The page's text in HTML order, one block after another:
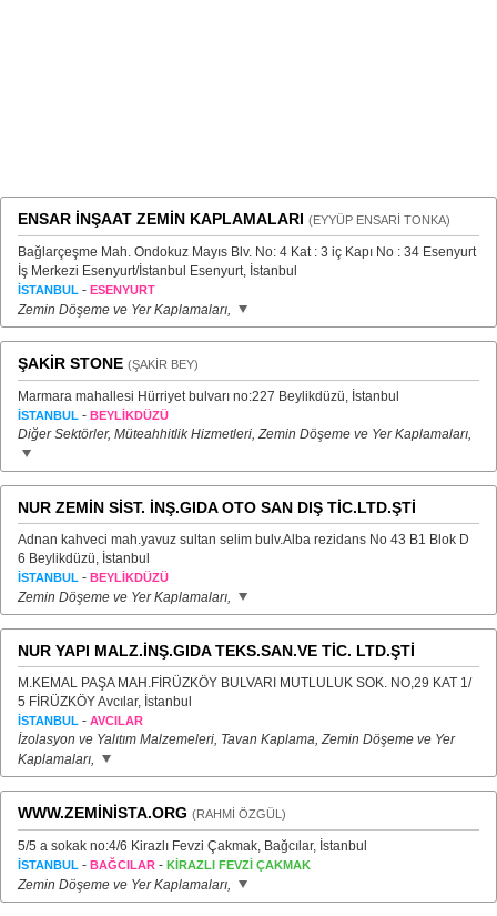
ENSAR İNŞAAT ZEMİN KAPLAMALARI (EYYÜP ENSARİ TONKA)
Bağlarçeşme Mah. Ondokuz Mayıs Blv. No: 4 Kat : 3 iç Kapı No : 34 Esenyurt
İş Merkezi Esenyurt/İstanbul Esenyurt, İstanbul
İSTANBUL - ESENYURT
Zemin Döşeme ve Yer Kaplamaları,
ŞAKİR STONE (ŞAKİR BEY)
Marmara mahallesi Hürriyet bulvarı no:227 Beylikdüzü, İstanbul
İSTANBUL - BEYLİKDÜZÜ
Diğer Sektörler, Müteahhitlik Hizmetleri, Zemin Döşeme ve Yer Kaplamaları,
NUR ZEMİN SİST. İNŞ.GIDA OTO SAN DIŞ TİC.LTD.ŞTİ
Adnan kahveci mah.yavuz sultan selim bulv.Alba rezidans No 43 B1 Blok D
6 Beylikdüzü, İstanbul
İSTANBUL - BEYLİKDÜZÜ
Zemin Döşeme ve Yer Kaplamaları,
NUR YAPI MALZ.İNŞ.GIDA TEKS.SAN.VE TİC. LTD.ŞTİ
M.KEMAL PAŞA MAH.FİRÜZKÖY BULVARI MUTLULUK SOK. NO,29 KAT 1/
5 FİRÜZKÖY Avcılar, İstanbul
İSTANBUL - AVCILAR
İzolasyon ve Yalıtım Malzemeleri, Tavan Kaplama, Zemin Döşeme ve Yer
Kaplamaları,
WWW.ZEMİNİSTA.ORG (RAHMİ ÖZGÜL)
5/5 a sokak no:4/6 Kirazlı Fevzi Çakmak, Bağcılar, İstanbul
İSTANBUL - BAĞCILAR - KİRAZLI FEVZİ ÇAKMAK
Zemin Döşeme ve Yer Kaplamaları,